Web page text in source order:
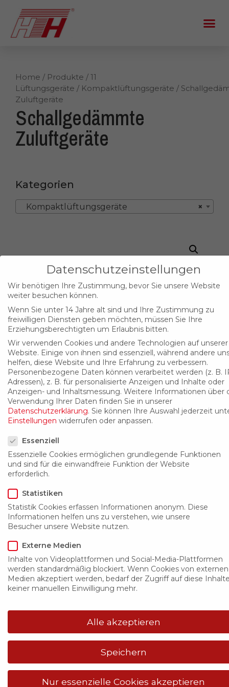
Home / Produkte / 11
Lüftungsgeräte / Kompaktlüftungsgeräte /
Zuluftgeräte
Schallgedämmte
Zuluftgeräte
Kategorien
×
Kompaktlüftungsgeräte
Kategorien: 11 Lüftungsgeräte,
Kompaktlüftungsgeräte
Schallgedämmte Zuluftgeräte, anschlussfertig
ausgestattet mit Ventilator, Filter
E – Heizregister / Warmwasserheizregister /
Kaltwasserregister und Regelung inkl. ETD
Bedienterminal
Zuluftgeraete-CAIB-CAIT
Montag bis Donnerstag
07.00 bis 16.30 Uhr
Datenschutzeinstellungen
Wir benötigen Ihre Zustimmung, bevor Sie unsere Website
weiter besuchen können.
Wenn Sie unter 14 Jahre alt sind und Ihre Zustimmung zu
freiwilligen Diensten geben möchten, müssen Sie Ihre
Erziehungsberechtigten um Erlaubnis bitten.
Wir verwenden Cookies und andere Technologien auf unserer
Website. Einige von ihnen sind essenziell, während andere
helfen, diese Website und Ihre Erfahrung zu verbessern.
Personenbezogene Daten können verarbeitet werden (z. B.
Adressen), z. B. für personalisierte Anzeigen und Inhalte oder
Anzeigen- und Inhaltsmessung. Weitere Informationen über
Verwendung Ihrer Daten finden Sie in unserer
Datenschutzerklärung. Sie können Ihre Auswahl jederzeit
Einstellungen widerrufen oder anpassen.
Essenziell
Essenzielle Cookies ermöglichen grundlegende Funktionen
und sind für die einwandfreie Funktion der Website
erforderlich.
Statistiken
Statistik Cookies erfassen Informationen anonym. Diese
Informationen helfen uns zu verstehen, wie unsere
Besucher unsere Website nutzen.
Externe Medien
Inhalte von Videoplattformen und Social-Media-Plattformen
werden standardmäßig blockiert. Wenn Cookies von externen
Medien akzeptiert werden, bedarf der Zugriff auf diese
keiner manuellen Einwilligung mehr.
Alle akzeptieren
Speichern
Nur essenzielle Cookies akzeptieren